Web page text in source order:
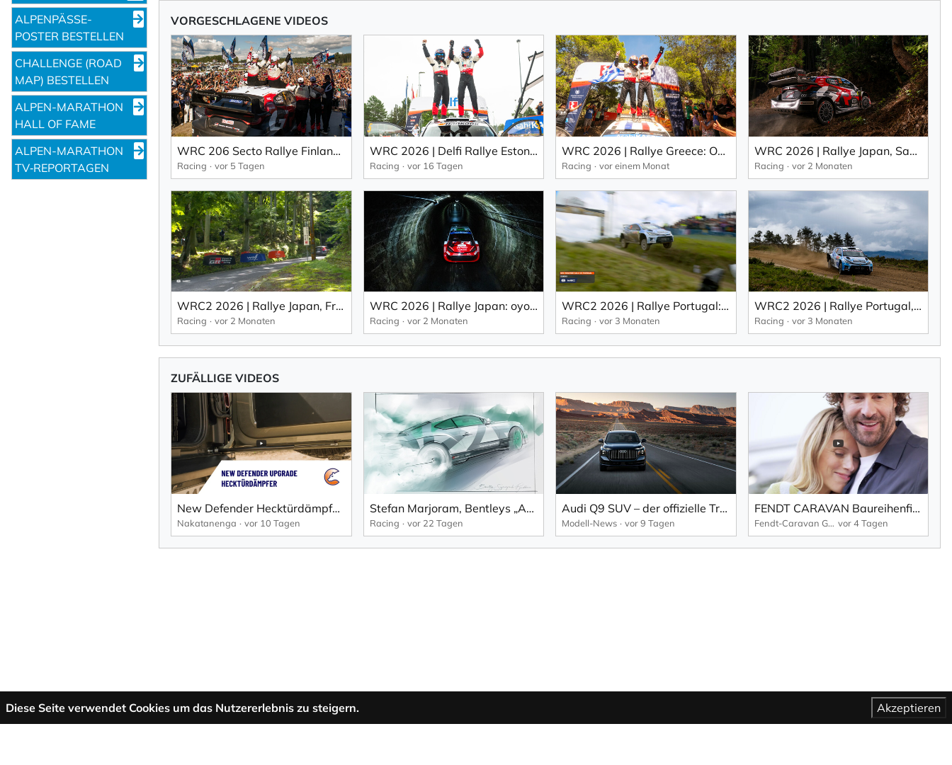
ALPENPÄSSE-
POSTER BESTELLEN
CHALLENGE (ROAD
MAP) BESTELLEN
ALPEN-MARATHON
HALL OF FAME
ALPEN-MARATHON
TV‑REPORTAGEN
VORGESCHLAGENE VIDEOS
WRC 206 Secto Rallye Finland: Pajari fährt in Finnland einen traumhaften Heimsieg ein (EN).
Racing vor 5 Tagen
WRC 2026 | Delfi Rallye Estonia: Pajari erobert mit einem Durchbruch den ersten WRC-Sieg (EN).
Racing vor 16 Tagen
WRC 2026 | Rallye Greece: Ogier holt sich seinen 69. WRC-Sieg in einem dramatischen Finale.
Racing vor einem Monat
WRC 2026 | Rallye Japan, Samstag: Evans führt vor Ogier vor Finale zur FORUM8 Rally Japan (EN).
Racing vor 2 Monaten
WRC2 2026 | Rallye Japan, Freitag: Cachon von Gryazin (EN).
Racing vor 2 Monaten
WRC 2026 | Rallye Japan: oyota belegt am Freitag die ersten vier Plätze in Japan (EN).
Racing vor 2 Monaten
WRC2 2026 | Rallye Portugal: Das Podest geht in den Norden (EN).
Racing vor 3 Monaten
WRC2 2026 | Rallye Portugal, Samstag: Am Ende suninen knappvorn (EN).
Racing vor 3 Monaten
ZUFÄLLIGE VIDEOS
New Defender Hecktürdämpfer-Upgrade
Nakatanenga vor 10 Tagen
Stefan Marjoram, Bentleys „Artist in Residence“ beim Goodwood Festival of Speed
Racing vor 22 Tagen
Audi Q9 SUV – der offizielle Trailer.
Modell-News vor 9 Tagen
FENDT CARAVAN Baureihenfilm Bianco 2027
Fendt-Caravan GmbH vor 4 Tagen
Diese Seite verwendet Cookies um das Nutzererlebnis zu steigern. Akzeptieren